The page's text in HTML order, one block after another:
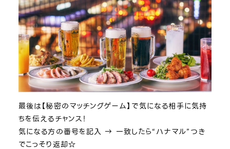
最後は【秘密のマッチングゲーム】で気になる相手に気持
ちを伝えるチャンス！
気になる方の番号を記入 → 一致したら“ハナマル”つき
でこっそり返却☆